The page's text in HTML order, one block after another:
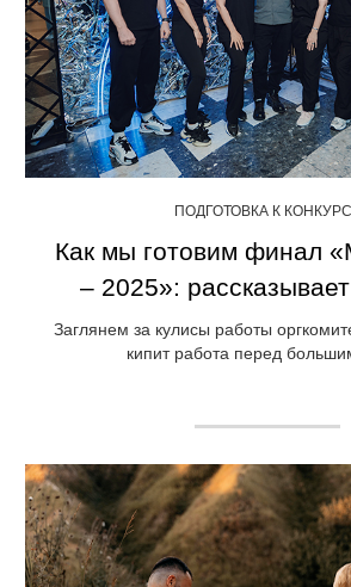
ПОДГОТОВКА К
Как мы готовим финал
– 2025»:
Заглянем за кулисы работы
кипит работа перед